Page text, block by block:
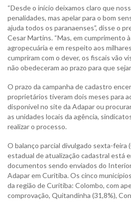
“Desde o início deixamos claro que
penalidades, mas apelar para o bom
ajuda todos os paranaenses”, disse o
Cesar Martins. “Mas, em cumprimento
agropecuária e em respeito aos
cumpriram com o dever, os fiscais vão
não obedeceram ao prazo para que
O prazo da campanha de cadastro
proprietários tiveram dois meses para
disponível no site da Adapar ou
as unidades locais da agência,
realizar o processo.
O balanço parcial divulgado sexta-feira
estadual de atualização cadastral está
documentos sendo enviados do
Adapar em Curitiba. Os cinco
da região de Curitiba: Colombo, com
comprovação, Quitandinha (31,8%),